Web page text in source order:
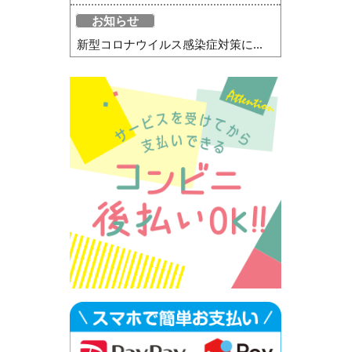
お知らせ
新型コロナウイルス感染症対策に...